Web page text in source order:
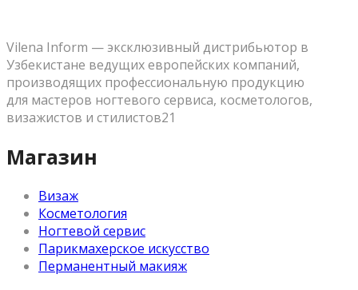
Vilena Inform — эксклюзивный дистрибьютор в
Узбекистане ведущих европейских компаний,
производящих профессиональную продукцию
для мастеров ногтевого сервиса, косметологов,
визажистов и стилистов21
Магазин
Визаж
Косметология
Ногтевой сервис
Парикмахерское искусство
Перманентный макияж